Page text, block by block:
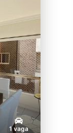
1 vaga